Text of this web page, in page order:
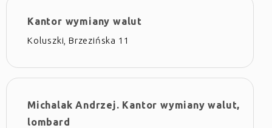
Kantor wymiany walut
Koluszki, Brzezińska 11
Michalak Andrzej. Kantor wymiany walut,
lombard